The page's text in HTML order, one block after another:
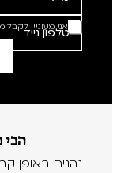
אני מעוניין
הכי
נהנים באופן